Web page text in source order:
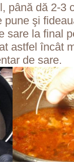
până dă 2-3
şi
sare la final
astfel încât
de sare.